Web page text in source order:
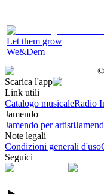
Let them grow
We&Dem
©
Scarica l'app
Link utili
Catalogo musicaleRadio
Jamendo
Jamendo per artisti
Note legali
Condizioni generali d'uso
Seguici